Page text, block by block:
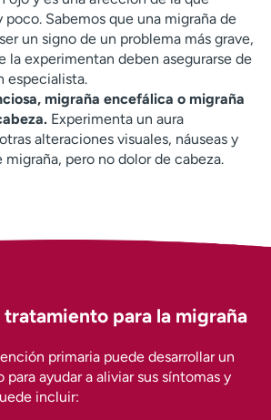
poco. Sabemos que una migraña de
un signo de un problema más grave,
la experimentan deben asegurarse de
especialista.
migraña encefálica o migraña
Experimenta un aura
alteraciones visuales, náuseas y
migraña, pero no dolor de cabeza.
para la migraña
primaria puede desarrollar un
ayudar a aliviar sus síntomas y
incluir: